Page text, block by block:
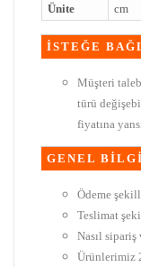
Ünite
cm
İSTEĞE
Müşteri
türü
fiyatına
GENEL
Ödeme
Teslimat
Nasıl
Ürünlerimiz